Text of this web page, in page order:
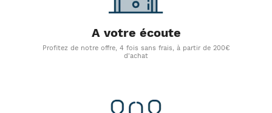
A votre écoute
Profitez de notre offre, 4 fois sans frais, à partir de 200€
d'achat